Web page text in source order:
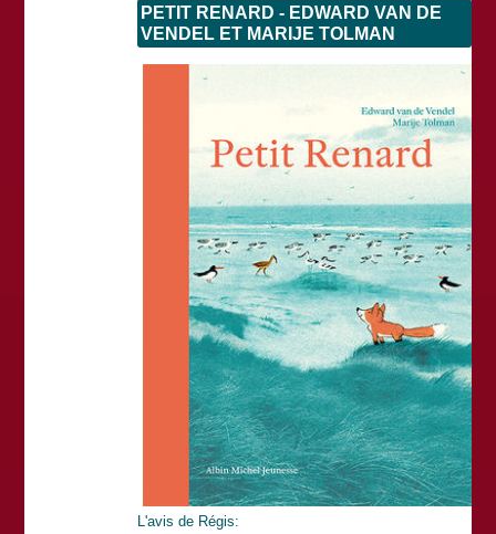
PETIT RENARD - EDWARD VAN DE
VENDEL ET MARIJE TOLMAN
L'avis de Régis: